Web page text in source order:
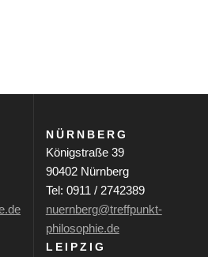
NÜRNBERG
Königstraße 39
90402 Nürnberg
Tel: 0911 / 2742389
nuernberg@treffpunkt-
philosophie.de
LEIPZIG